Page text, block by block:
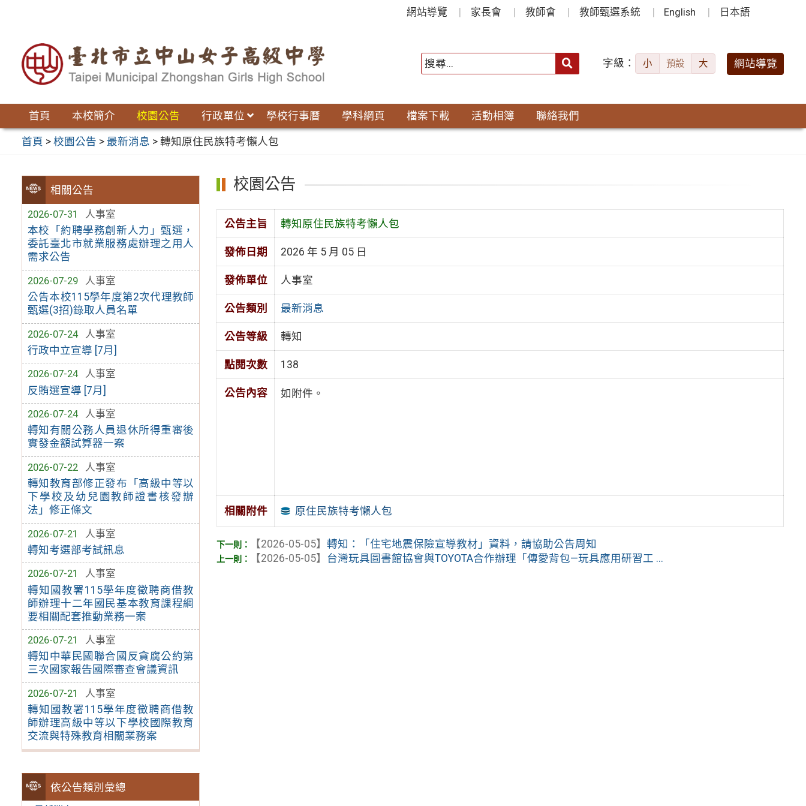
網站導覽 家長會 教師會 教師甄選系統 English 日本語
字級： 小 預設 大 網站導覽
首頁 本校簡介 校園公告 行政單位 學校行事曆 學科網頁 檔案下載 活動相簿 聯絡我們
首頁 >校園公告 > 最新消息 >轉知原住民族特考懶人包
相關公告
2026-07-31
人事室
本校「約聘學務創新人力」甄選，
委託臺北市就業服務處辦理之用人
需求公告
2026-07-29
人事室
公告本校115學年度第2次代理教師
甄選(3招)錄取人員名單
2026-07-24
人事室
行政中立宣導 [7月]
2026-07-24
人事室
反賄選宣導 [7月]
2026-07-24
人事室
轉知有關公務人員退休所得重審後
實發金額試算器一案
2026-07-22
人事室
轉知教育部修正發布「高級中等以
下學校及幼兒園教師證書核發辦
法」修正條文
2026-07-21
人事室
轉知考選部考試訊息
2026-07-21
人事室
轉知國教署115學年度徵聘商借教
師辦理十二年國民基本教育課程綱
要相關配套推動業務一案
2026-07-21
人事室
轉知中華民國聯合國反貪腐公約第
三次國家報告國際審查會議資訊
2026-07-21
人事室
轉知國教署115學年度徵聘商借教
師辦理高級中等以下學校國際教育
交流與特殊教育相關業務案
依公告類別彙總
校園公告
公告主旨 轉知原住民族特考懶人包
發佈日期 2026 年 5 月 05 日
發佈單位 人事室
公告類別 最新消息
公告等級 轉知
點閱次數 138
公告內容 如附件。
相關附件 原住民族特考懶人包
【2026-05-05】轉知：「住宅地震保險宣導教材」資料，請協助公告周知
【2026-05-05】 台灣玩具圖書館協會與TOYOTA合作辦理「傳愛背包—玩具應用研習工 ...